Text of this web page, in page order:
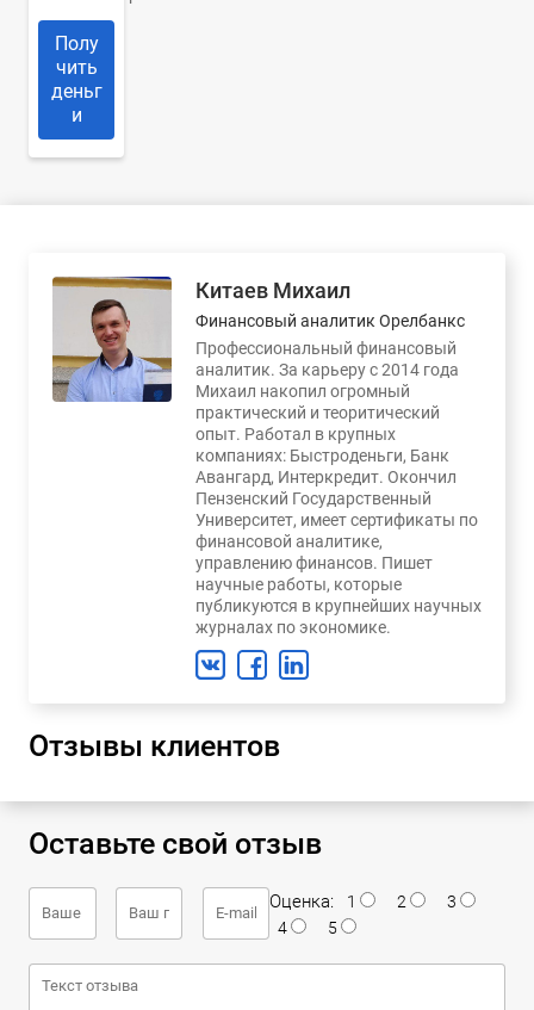
Полу
чить
деньг
и
Китаев Михаил
Финансовый аналитик Орелбанкс
Профессиональный финансовый
аналитик. За карьеру с 2014 года
Михаил накопил огромный
практический и теоритический
опыт. Работал в крупных
компаниях: Быстроденьги, Банк
Авангард, Интеркредит. Окончил
Пензенский Государственный
Университет, имеет сертификаты по
финансовой аналитике,
управлению финансов. Пишет
научные работы, которые
публикуются в крупнейших научных
журналах по экономике.
Отзывы клиентов
Оставьте свой отзыв
Оценка: 1 2
3
4
5